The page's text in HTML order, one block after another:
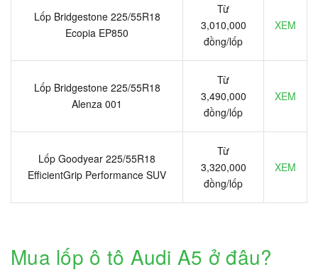
Lốp Bridgestone 225/55R18
Ecopia EP850
Từ
3,010,000
đồng/lốp
XEM
Lốp Bridgestone 225/55R18
Alenza 001
Từ
3,490,000
đồng/lốp
XEM
Lốp Goodyear 225/55R18
EfficientGrip Performance SUV
Từ
3,320,000
đồng/lốp
XEM
Mua lốp ô tô Audi A5 ở đâu?